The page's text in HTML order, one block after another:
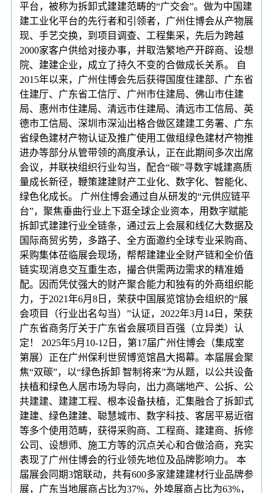
平台，被称为拆卸式建建范畴的“广交会”。做为中国建
建工业化平台的先行者和引领者，广州住博会从产物展
现、手艺交换，到项目调查、工程集采，先后为跨越
2000家客户供给对接办事，并取浩繁地产开辟商、设想
院、建建企业，成立了持久不变的合做成长关系。 自
2015年以来，广州住博会先后获得国度住建部、广东省
住建厅、广东省工信厅、广州市住建局、佛山市住建
局、惠州市住建局、清远市住建局、清远市工信局、英
德市工信局、深圳市深汕出格合做区建建工务署、广东
省绿色建材产物认证及推广使用工做组绿色建材产物推
进办等部分从管带领的高度承认，正在此期间多次出席
会议，并联袂组织行业勾当，配合“碳”寻数字城建高质
量成长新径，鞭策建建财产工业化、数字化、智能化、
绿色化成长。 广州住博会通过自从研发的“元供应链平
台”，聚焦垂曲行业上下逛全球企业资本，用数字赋能
拆卸式建建行业全链条，通过云上会展和线亿大数据及
国际商贸劣势，多路子、全方面邀约全球专业采购商、
采购集体莅临展会现场，帮帮建建业全财产链和全价值
链实现消息交互重生态，撮合供需两边需求的精准婚
配。因而凭仗强大的财产聚合能力和独有的外商组织能
力，于2021年6月8日，荣获中国展览馆协会组织的“展
会项目（行业出名勾当）”认证，2022年3月14日，荣获
广东省商务厅关于广东省会展项目百强（立异类）认
定！ 2025年5月10-12日，第17届广州住博会（集成室
第展）正在广州保利世贸博览馆昌大揭幕。本届展会聚
焦“双碳”，以“绿色拆卸 智制将来”为从题，以公共设备
扶植和绿色人居市场为导向，出力高端地产、公拆、公
共建建、建建工程、根本设备扶植，汇集融合了拆卸式
建建、绿色建建、聪慧城市、数字科技、客居平易近宿
等多个使用范畴，获得采购商、工程商、建建商、拆修
公司、设想师、施工方等的沉点关心和合做洽商，充实
表现了广州住博会的行业领先地位及品牌影响力。 本
届展会同期3馆联动，共有600多家建建建材行业品牌参
展，广东当地展商占比为37%，外埠展商占比为63%，